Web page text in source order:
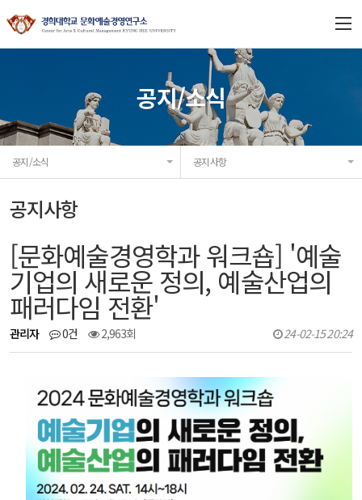
연구소 소개
협력기관
공지/소식
공지/소식
공지/소식 공지사항
공지사항
[문화예술경영학과 워크숍] '예술
기업의 새로운 정의, 예술산업의
패러다임 전환'
관리자 0건 2,963회 24-02-15 20:24